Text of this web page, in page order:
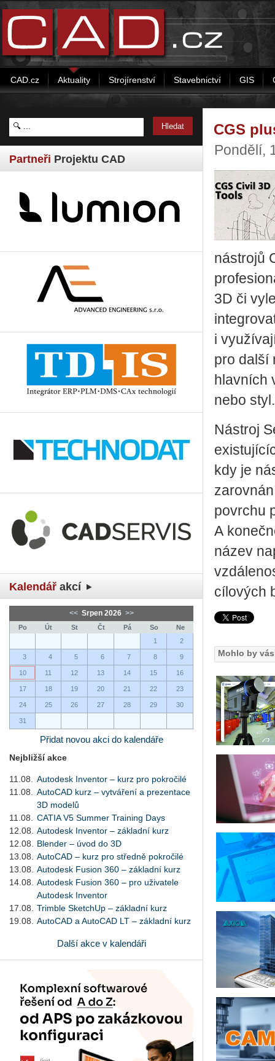
CAD.cz Aktuality Strojírenství Stavebnictví GIS
Partneři Projektu CAD
Kalendář akcí
<< Srpen 2026 >>
Po Út St Čt Pá So
Ne
1
2
3 4 5 6 7 8 9
10 11 12 13 14 15 16
17 18 19 20 21 22 23
24 25 26 27 28 29 30
31
Přidat novou akci do kalendáře
Nejbližší akce
11.08.
Autodesk Inventor – kurz pro pokročilé
11.08.
AutoCAD kurz – vytváření a prezentace
3D modelů
11.08.
CATIA V5 Summer Training Days
12.08.
Autodesk Inventor – základní kurz
12.08.
Blender – úvod do 3D
13.08.
AutoCAD – kurz pro středně pokročilé
13.08.
Autodesk Fusion 360 – základní kurz
14.08.
Autodesk Fusion 360 – pro uživatele
Autodesk Inventor
17.08.
Trimble SketchUp – základní kurz
19.08.
AutoCAD a AutoCAD LT – základní kurz
Další akce v kalendáři
CGS
Pondělí,
nástrojů
3D či
i
pro další
hlavních
nebo styl.
Nástroj
kdy je
povrchu
A
název
cílových
Mohlo by